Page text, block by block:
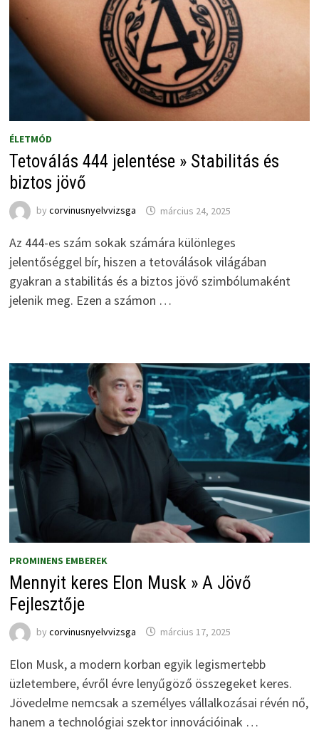
ÉLETMÓD
Tetoválás 444 jelentése » Stabilitás és
biztos jövő
by corvinusnyelvvizsga március 24, 2025
Az 444-es szám sokak számára különleges
jelentőséggel bír, hiszen a tetoválások világában
gyakran a stabilitás és a biztos jövő szimbólumaként
jelenik meg. Ezen a számon …
PROMINENS EMBEREK
Mennyit keres Elon Musk » A Jövő
Fejlesztője
by corvinusnyelvvizsga március 17, 2025
Elon Musk, a modern korban egyik legismertebb
üzletembere, évről évre lenyűgöző összegeket keres.
Jövedelme nemcsak a személyes vállalkozásai révén nő,
hanem a technológiai szektor innovációinak …